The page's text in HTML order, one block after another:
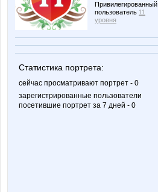
Привилегированный
пользователь 11
уровня
Статистика портрета:
сейчас просматривают портрет - 0
зарегистрированные пользователи
посетившие портрет за 7 дней - 0